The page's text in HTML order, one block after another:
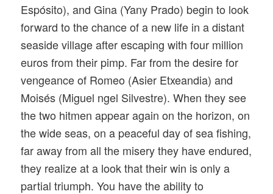
Espósito), and Gina (Yany Prado) begin to look
forward to the chance of a new life in a distant
seaside village after escaping with four million
euros from their pimp. Far from the desire for
vengeance of Romeo (Asier Etxeandia) and
Moisés (Miguel ngel Silvestre). When they see
the two hitmen appear again on the horizon, on
the wide seas, on a peaceful day of sea fishing,
far away from all the misery they have endured,
they realize at a look that their win is only a
partial triumph. You have the ability to